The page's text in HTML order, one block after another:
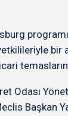
Odası